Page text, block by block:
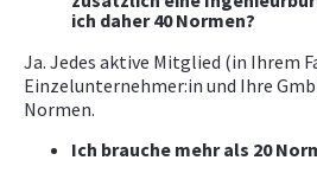
ich daher 40 Normen?
Ja. Jedes aktive Mitglied (in Ihrem
Einzelunternehmer:in und Ihre
Normen.
Ich brauche mehr als 20